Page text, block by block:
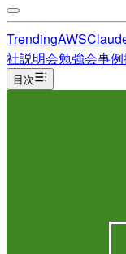
TrendingAWS
社説明会勉強会事例
目次